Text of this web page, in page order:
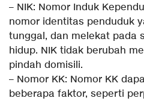
– NIK: Nomor Induk
nomor identitas penduduk
tunggal, dan melekat pada
hidup. NIK tidak berubah
pindah domisili.
– Nomor KK: Nomor KK
beberapa faktor, seperti